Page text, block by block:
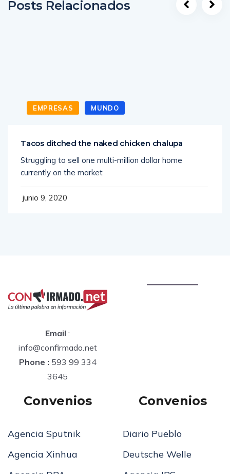
Tacos ditched the naked chicken chalupa
currently on the market
3645
Agencia Sputnik
Diario Pueblo